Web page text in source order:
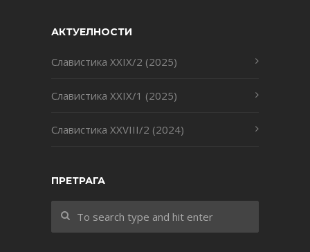
АКТУЕЛНОСТИ
Славистика XXIX/2 (2025)
Славистика XXIX/1 (2025)
Славистика XXVIII/2 (2024)
ПРЕТРАГА